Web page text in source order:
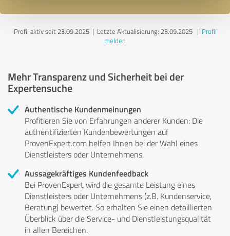
Profil aktiv seit 23.09.2025 | Letzte Aktualisierung: 23.09.2025| Profil
melden
Mehr Transparenz und Sicherheit bei der
Expertensuche
Authentische Kundenmeinungen
Profitieren Sie von Erfahrungen anderer Kunden: Die
authentifizierten Kundenbewertungen auf
ProvenExpert.com helfen Ihnen bei der Wahl eines
Dienstleisters oder Unternehmens.
Aussagekräftiges Kundenfeedback
Bei ProvenExpert wird die gesamte Leistung eines
Dienstleisters oder Unternehmens (z.B. Kundenservice,
Beratung) bewertet. So erhalten Sie einen detaillierten
Überblick über die Service- und Dienstleistungsqualität
in allen Bereichen.